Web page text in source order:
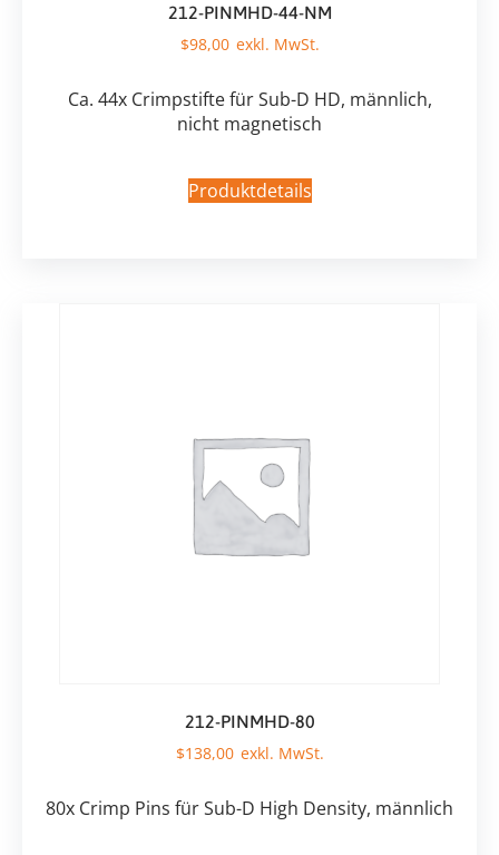
212-PINMHD-44-NM
$98,00
Ca. 44x Crimpstifte für Sub-D HD, männlich,
nicht magnetisch
Produktdetails
212-PINMHD-80
$138,00
80x Crimp Pins für Sub-D High Density, männlich